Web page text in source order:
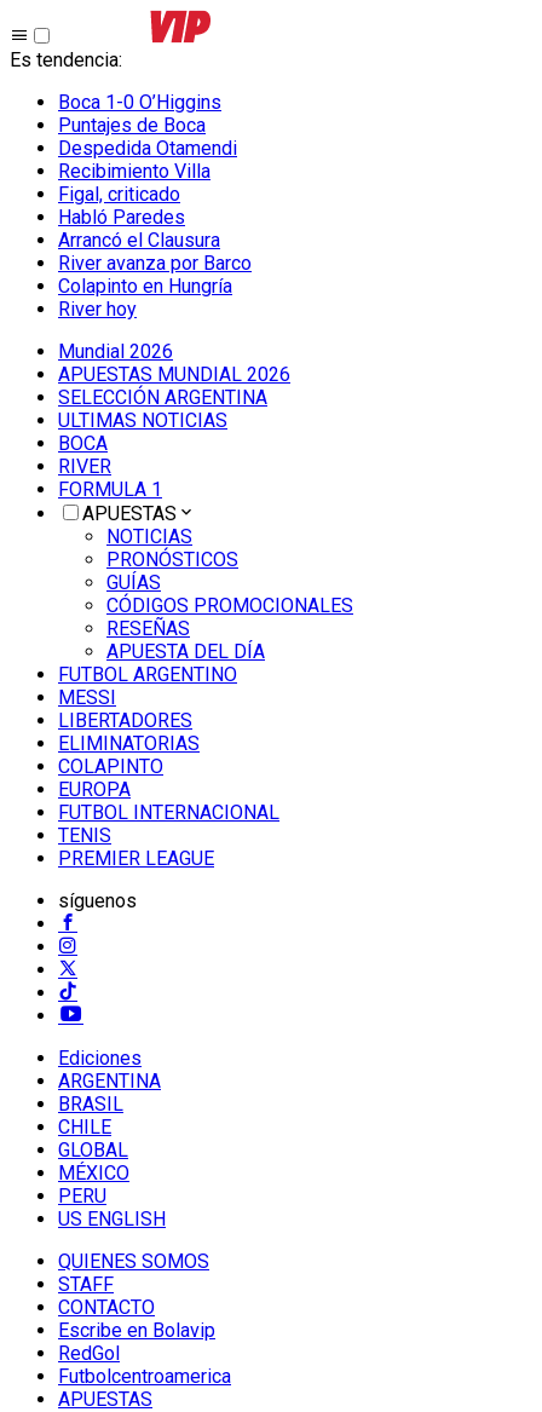
Es tendencia:
Boca 1-0 O’Higgins
Puntajes de Boca
Despedida Otamendi
Recibimiento Villa
Figal, criticado
Habló Paredes
Arrancó el Clausura
River avanza por Barco
Colapinto en Hungría
River hoy
Mundial 2026
APUESTAS MUNDIAL 2026
SELECCIÓN ARGENTINA
ULTIMAS NOTICIAS
BOCA
RIVER
FORMULA 1
APUESTAS
NOTICIAS
PRONÓSTICOS
GUÍAS
CÓDIGOS PROMOCIONALES
RESEÑAS
APUESTA DEL DÍA
FUTBOL ARGENTINO
MESSI
LIBERTADORES
ELIMINATORIAS
COLAPINTO
EUROPA
FUTBOL INTERNACIONAL
TENIS
PREMIER LEAGUE
síguenos
Ediciones
ARGENTINA
BRASIL
CHILE
GLOBAL
MÉXICO
PERU
US ENGLISH
QUIENES SOMOS
STAFF
CONTACTO
Escribe en Bolavip
RedGol
Futbolcentroamerica
APUESTAS